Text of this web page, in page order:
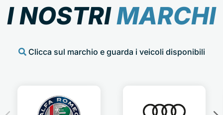
I NOSTRIMARCHI
Clicca sul marchio e guarda i veicoli disponibili